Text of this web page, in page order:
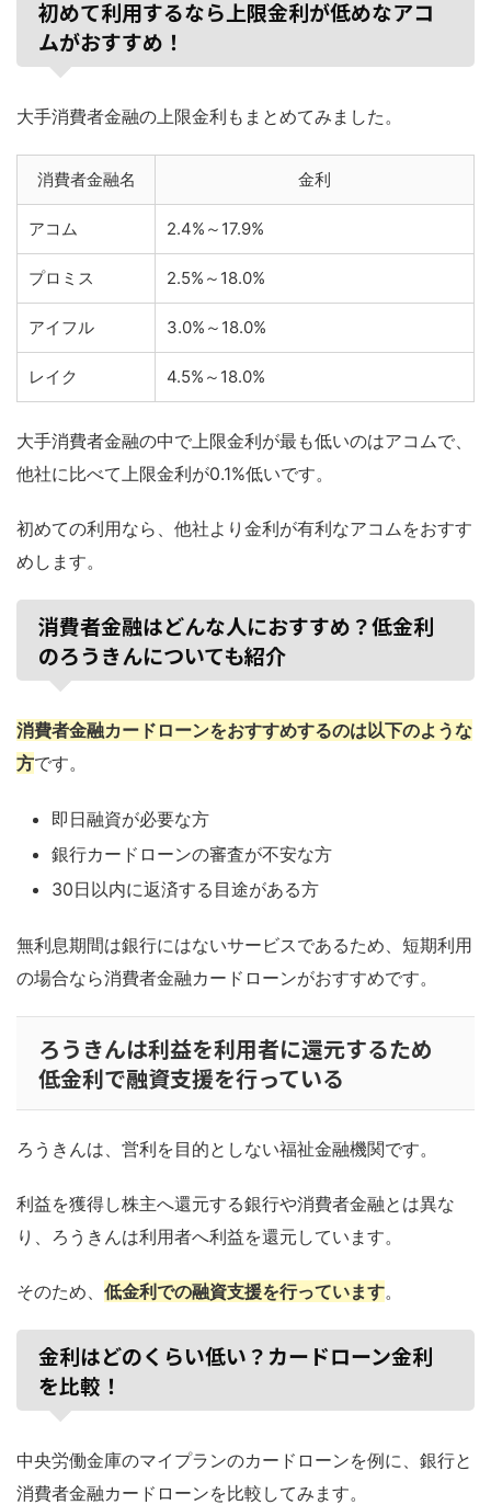
初めて利用するなら上限金利が低めなアコ
ムがおすすめ！
大手消費者金融の上限金利もまとめてみました。
消費者金融名 金利
アコム 2.4%～17.9%
プロミス 2.5%～18.0%
アイフル 3.0%～18.0%
レイク 4.5%～18.0%
大手消費者金融の中で上限金利が最も低いのはアコムで、
他社に比べて上限金利が0.1%低いです。
初めての利用なら、他社より金利が有利なアコムをおすす
めします。
消費者金融はどんな人におすすめ？低金利
のろうきんについても紹介
消費者金融カードローンをおすすめするのは以下のような
方です。
即日融資が必要な方
銀行カードローンの審査が不安な方
30日以内に返済する目途がある方
無利息期間は銀行にはないサービスであるため、短期利用
の場合なら消費者金融カードローンがおすすめです。
ろうきんは利益を利用者に還元するため
低金利で融資支援を行っている
ろうきんは、営利を目的としない福祉金融機関です。
利益を獲得し株主へ還元する銀行や消費者金融とは異な
り、ろうきんは利用者へ利益を還元しています。
そのため、 低金利での融資支援を行っています。
金利はどのくらい低い？カードローン金利
を比較！
中央労働金庫のマイプランのカードローンを例に、銀行と
消費者金融カードローンを比較してみます。